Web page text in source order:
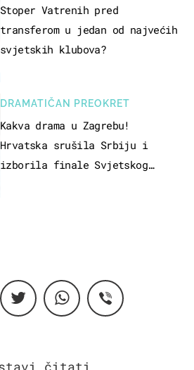
Stoper Vatrenih pred
transferom u jedan od najvećih
svjetskih klubova?
DRAMATIČAN PREOKRET
Kakva drama u Zagrebu!
Hrvatska srušila Srbiju i
izborila finale Svjetskog